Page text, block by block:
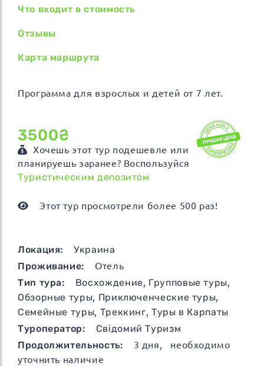
Что входит в стоимость
Отзывы
Карта маршрута
Программа для взрослых и детей от 7 лет.
3500₴
Хочешь этот тур подешевле или
планируешь заранее? Воспользуйся
Туристическим депозитом
Этот тур просмотрели более 500 раз!
Локация:
Украина
Проживание:
Отель
Тип тура: Восхождение, Групповые туры,
Обзорные туры, Приключенческие туры,
Семейные туры, Треккинг,Туры в Карпаты
Туроператор:
Свідомий Туризм
Продолжительность:
3 дня, необходимо
уточнить наличие